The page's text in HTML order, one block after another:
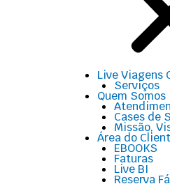
Live Viagens
Serviços
Quem Somos
Cases de
Missão,
Área do
EBOOKS
Faturas
Live BI
Reserva